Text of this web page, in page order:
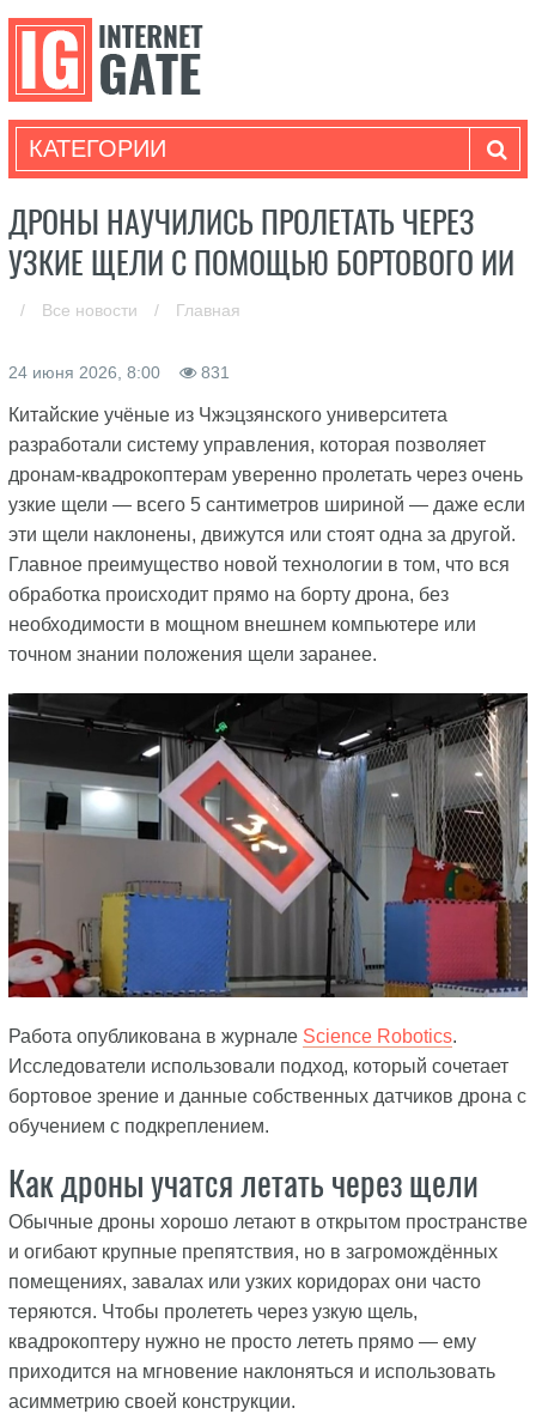
КАТЕГОРИИ
ДРОНЫ НАУЧИЛИСЬ ПРОЛЕТАТЬ ЧЕРЕЗ
УЗКИЕ ЩЕЛИ С ПОМОЩЬЮ БОРТОВОГО ИИ
/ Все новости / Главная
24 июня 2026, 8:00 831
Китайские учёные из Чжэцзянского университета
разработали систему управления, которая позволяет
дронам-квадрокоптерам уверенно пролетать через очень
узкие щели — всего 5 сантиметров шириной — даже если
эти щели наклонены, движутся или стоят одна за другой.
Главное преимущество новой технологии в том, что вся
обработка происходит прямо на борту дрона, без
необходимости в мощном внешнем компьютере или
точном знании положения щели заранее.
Работа опубликована в журнале Science Robotics.
Исследователи использовали подход, который сочетает
бортовое зрение и данные собственных датчиков дрона с
обучением с подкреплением.
Как дроны учатся летать через щели
Обычные дроны хорошо летают в открытом пространстве
и огибают крупные препятствия, но в загромождённых
помещениях, завалах или узких коридорах они часто
теряются. Чтобы пролететь через узкую щель,
квадрокоптеру нужно не просто лететь прямо — ему
приходится на мгновение наклоняться и использовать
асимметрию своей конструкции.